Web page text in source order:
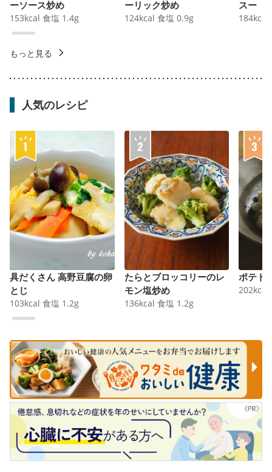
ーソース炒め
153kcal 食塩 1.4g
ーリック炒め
124kcal 食塩 0.9g
スー
184kcal
もっと見る
人気のレシピ
具だくさん 高野豆腐の卵
とじ
103kcal 食塩 1.2g
たらとブロッコリーのレ
モン塩炒め
136kcal 食塩 1.2g
ポテト
202kcal